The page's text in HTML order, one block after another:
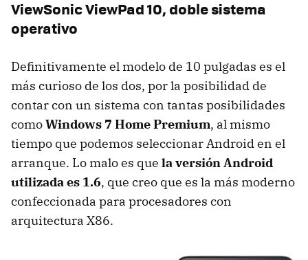
ViewSonic ViewPad 10, doble sistema
operativo
Definitivamente el modelo de 10 pulgadas es el
más curioso de los dos, por la posibilidad de
contar con un sistema con tantas posibilidades
comoWindows 7 Home Premium, al mismo
tiempo que podemos seleccionar Android en el
arranque. Lo malo es que la versión Android
utilizada es 1.6, que creo que es la más moderno
confeccionada para procesadores con
arquitectura X86.